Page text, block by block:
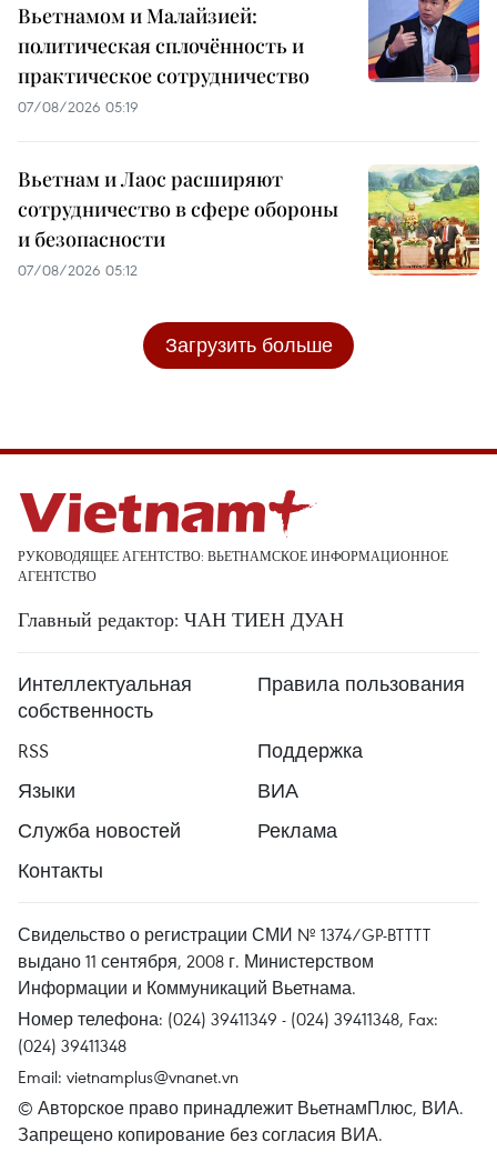
Вьетнамом и Малайзией:
политическая сплочённость и
практическое сотрудничество
07/08/2026 05:19
Вьетнам и Лаос расширяют
сотрудничество в сфере обороны
и безопасности
07/08/2026 05:12
Загрузить больше
РУКОВОДЯЩЕЕ АГЕНТСТВО: ВЬЕТНАМСКОЕ ИНФОРМАЦИОННОЕ
АГЕНТСТВО
Главный редактор: ЧАН ТИЕН ДУАН
Интеллектуальная
собственность
Правила пользования
RSS
Поддержка
Языки
ВИА
Служба новостей
Реклама
Контакты
Свидельство о регистрации СМИ № 1374/GP-BTTTT
выдано 11 сентября, 2008 г. Министерством
Информации и Коммуникаций Вьетнама.
Номер телефона: (024) 39411349 - (024) 39411348, Fax:
(024) 39411348
Email: vietnamplus@vnanet.vn
© Авторское право принадлежит ВьетнамПлюс, ВИА.
Запрещено копирование без согласия ВИА.